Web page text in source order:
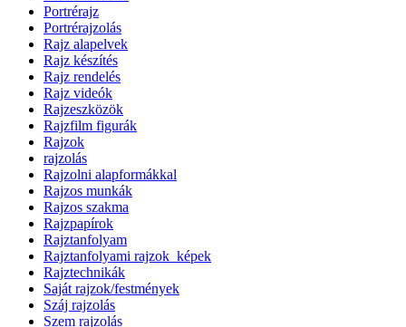
Portrérajz
Portrérajzolás
Rajz alapelvek
Rajz készítés
Rajz rendelés
Rajz videók
Rajzeszközök
Rajzfilm figurák
Rajzok
rajzolás
Rajzolni alapformákkal
Rajzos munkák
Rajzos szakma
Rajzpapírok
Rajztanfolyam
Rajztanfolyami rajzok_képek
Rajztechnikák
Saját rajzok/festmények
Száj rajzolás
Szem rajzolás